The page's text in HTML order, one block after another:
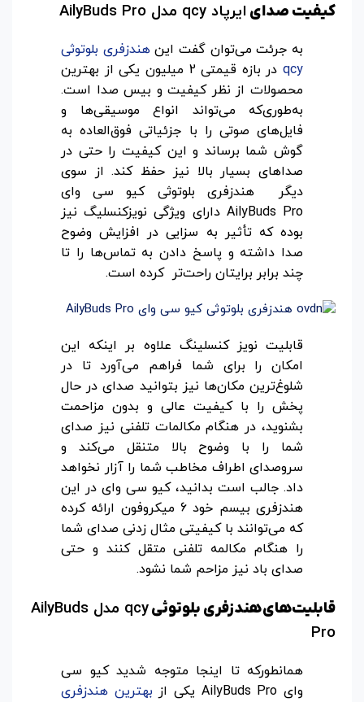
کیفیت صدای ایرپاد qcy مدل AilyBuds Pro
به جرئت می‌توان گفت اینهندزفری بلوتوثی
qcy
در بازه قیمتی 2 میلیون یکی از بهترین
محصولات از نظر کیفیت و بیس صدا است.
به‌طوری‌که می‌تواند انواع موسیقی‌ها و
فایل‌های صوتی را با جزئیاتی فوق‌العاده به
گوش شما برساند و این کیفیت را حتی در
صداهای بسیار بالا نیز حفظ کند. از سوی
دیگر هندزفری بلوتوثی کیو سی وای
AilyBuds Pro دارای ویژگی نویزکنسلیگ نیز
بوده که تأثیر به سزایی در افزایش وضوح
صدا داشته و پاسخ دادن به تماس‌ها را تا
چند برابر برایتان راحت‌تر کرده است.
قابلیت نویز کنسلینگ علاوه بر اینکه این
امکان را برای شما فراهم می‌آورد تا در
شلوغ‌ترین مکان‌ها نیز بتوانید صدای در حال
پخش را با کیفیت عالی و بدون مزاحمت
بشنوید، در هنگام مکالمات تلفنی نیز صدای
شما را با وضوح بالا متنقل می‌کند و
سروصدای اطراف مخاطب شما را آزار نخواهد
داد. جالب است بدانید، کیو سی وای در این
هندزفری بیسم خود 6 میکروفون ارائه کرده
که می‌توانند با کیفیتی مثال زدنی صدای شما
را هنگام مکالمه تلفنی متقل کنند و حتی
صدای باد نیز مزاحم شما نشود.
قابلیت‌های هندزفری بلوتوثیqcy مدل AilyBuds
Pro
همانطورکه تا اینجا متوجه شدید کیو سی
وای AilyBuds Pro یکی از
بهترین هندزفری